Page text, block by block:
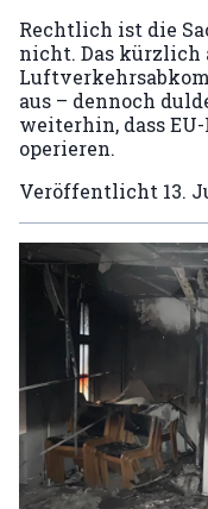
Rechtlich ist die
nicht. Das kürzlich
aus – dennoch
weiterhin, dass
operieren.
Veröffentlicht 13.